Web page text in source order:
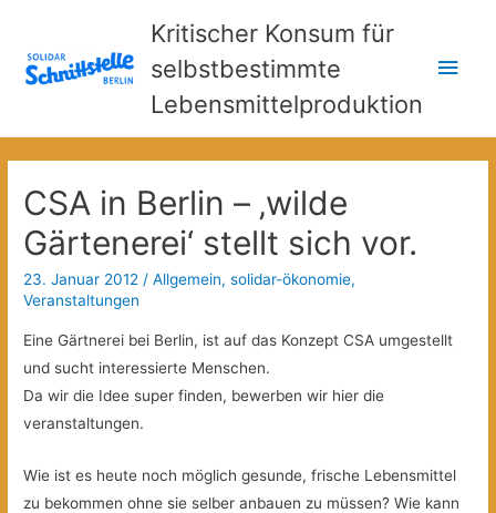
Kritischer Konsum für
selbstbestimmte
Lebensmittelproduktion
CSA in Berlin – ‚wilde
Gärtenerei‘ stellt sich vor.
23. Januar 2012 /Allgemein,solidar-ökonomie,
Veranstaltungen
Eine Gärtnerei bei Berlin, ist auf das Konzept CSA umgestellt
und sucht interessierte Menschen.
Da wir die Idee super finden, bewerben wir hier die
veranstaltungen.
Wie ist es heute noch möglich gesunde, frische Lebensmittel
zu bekommen ohne sie selber anbauen zu müssen? Wie kann